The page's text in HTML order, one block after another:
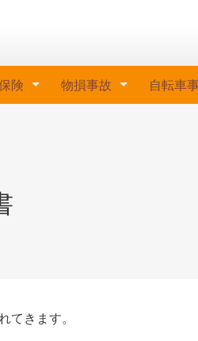
険 物損事故 自転車
てきます。